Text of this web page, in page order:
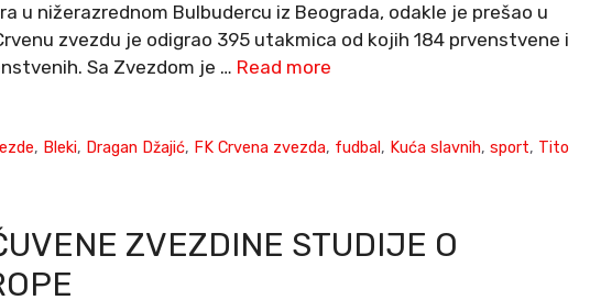
u nižerazrednom Bulbudercu iz Beograda, odakle je prešao u
zvezdu je odigrao 395 utakmica od kojih 184 prvenstvene i
Sa Zvezdom je … Read more
, Bleki, Dragan Džajić, FK Crvena zvezda, fudbal, Kuća slavnih,sport, Tito
ZVEZDINE STUDIJE O